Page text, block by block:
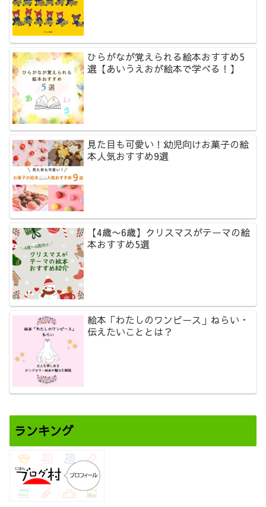
ひらがなが覚えられる絵本おすすめ5
選【あいうえおが絵本で学べる！】
見た目も可愛い！幼児向けお菓子の絵
本人気おすすめ9選
【4歳〜6歳】クリスマスがテーマの絵
本おすすめ5選
絵本「わたしのワンピース」ねらい・
伝えたいこととは？
ランキング